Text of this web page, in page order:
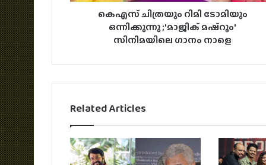
കെഎസ് ചിത്രയും റിമി ടോമിയും
ഒന്നിക്കുന്നു ;'മാജിക് മഷ്റൂം'
സിനിമയിലെ ഗാനം നാളെ
Related Articles